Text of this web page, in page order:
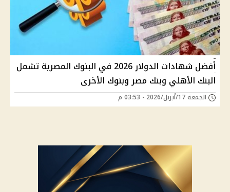
أفضل شهادات الدولار 2026 في البنوك المصرية تشمل
البنك الأهلي وبنك مصر وبنوك الأخرى
الجمعة 17/أبريل/2026 - 03:53 م